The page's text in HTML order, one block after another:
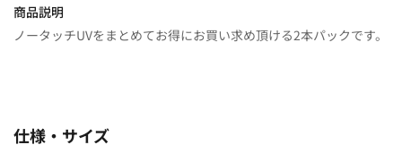
商品説明
ノータッチUVをまとめてお得にお買い求め頂ける2本パックです。
仕様・サイズ